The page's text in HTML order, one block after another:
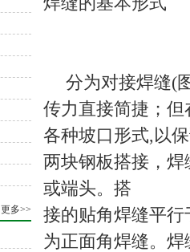
更多>>
分为对接焊缝(
传力直接简捷；
各种坡口形式,以
两块钢板搭接，
或端头。搭
接的贴角焊缝平
为正面角焊缝。